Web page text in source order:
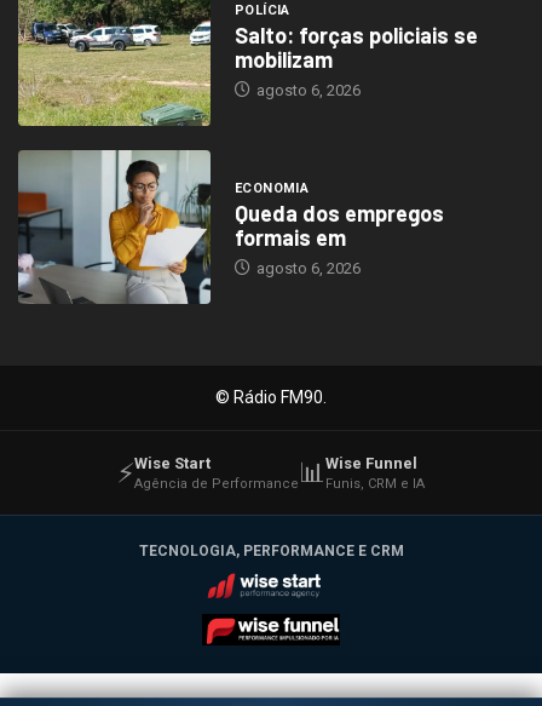
POLÍCIA
Salto: forças policiais se
mobilizam
agosto 6, 2026
ECONOMIA
Queda dos empregos
formais em
agosto 6, 2026
© Rádio FM90.
⚡Wise Start
Agência de Performance 📊 Wise Funnel
Funis, CRM e IA
TECNOLOGIA, PERFORMANCE E CRM
Wise Start
Wise Funnel